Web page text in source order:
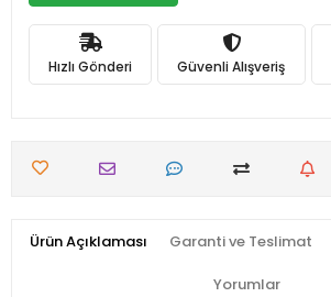
Hızlı Gönderi Güvenli Alışveriş
Ürün Açıklaması Garanti ve Teslimat
Yorumlar